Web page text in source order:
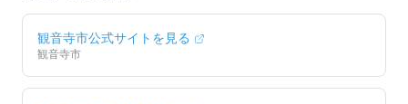
観音寺市公式サイトを見る
観音寺市